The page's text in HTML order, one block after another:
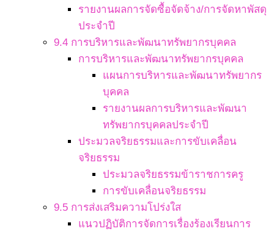
รายงานผลการจัดซื้อจัดจ้าง/การจัดหาพัสดุ
ประจำปี
9.4 การบริหารและพัฒนาทรัพยากรบุคคล
การบริหารและพัฒนาทรัพยากรบุคคล
แผนการบริหารและพัฒนาทรัพยากร
บุคคล
รายงานผลการบริหารและพัฒนา
ทรัพยากรบุคคลประจำปี
ประมวลจริยธรรมและการขับเคลื่อน
จริยธรรม
ประมวลจริยธรรมข้าราชการครู
การขับเคลื่อนจริยธรรม
9.5 การส่งเสริมความโปร่งใส
แนวปฏิบัติการจัดการเรื่องร้องเรียนการ